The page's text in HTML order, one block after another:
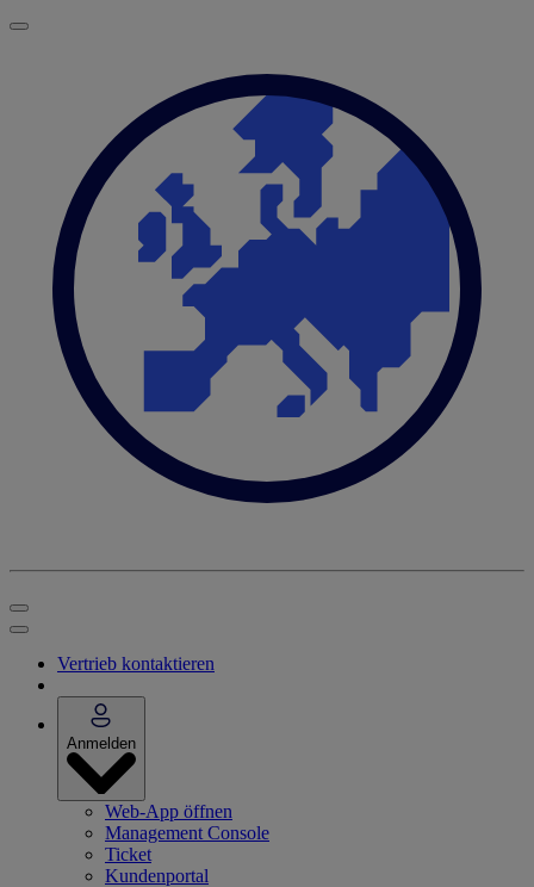
Vertrieb kontaktieren
Anmelden
Web-App öffnen
Management Console
Ticket
Kundenportal